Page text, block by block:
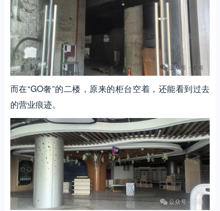
而在“GO奢”的二楼，原来的柜台空着，还能看到过去
的营业痕迹。